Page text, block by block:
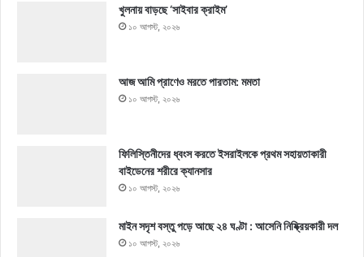
খুলনায় বাড়ছে ‘সাইবার ক্রাইম’
১০ আগস্ট, ২০২৬
আজ আমি প্রাণেও মরতে পারতাম: মমতা
১০ আগস্ট, ২০২৬
ফিলিস্তিনীদের ধ্বংস করতে ইসরাইলকে প্রথম সহায়তাকারী
বাইডেনের শরীরে ক্যানসার
১০ আগস্ট, ২০২৬
মাইন সদৃশ বস্তু পড়ে আছে ২৪ ঘণ্টা : আসেনি নিষ্ক্রিয়কারী দল
১০ আগস্ট, ২০২৬